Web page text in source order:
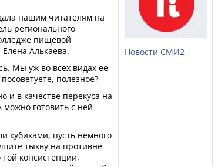
нашим читателям на
регионального
пищевой
Алькаева.
Мы уж во всех видах ее
полезное?
и в качестве перекуса на
готовить с ней
кубиками, пусть немного
тыкву на противне
консистенции,
Новости СМИ2